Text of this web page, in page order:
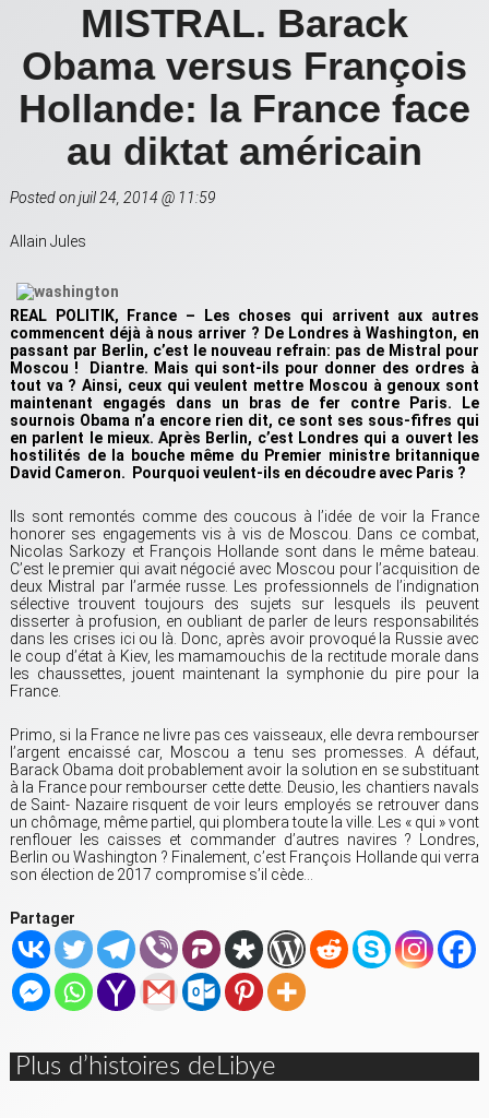
MISTRAL. Barack
Obama versus François
Hollande: la France face
au diktat américain
Posted on juil 24, 2014 @ 11:59
Allain Jules
REAL POLITIK, France – Les choses qui arrivent aux autres
commencent déjà à nous arriver ? De Londres à Washington, en
passant par Berlin, c’est le nouveau refrain: pas de Mistral pour
Moscou ! Diantre. Mais qui sont-ils pour donner des ordres à
tout va ? Ainsi, ceux qui veulent mettre Moscou à genoux sont
maintenant engagés dans un bras de fer contre Paris. Le
sournois Obama n’a encore rien dit, ce sont ses sous-fifres qui
en parlent le mieux. Après Berlin, c’est Londres qui a ouvert les
hostilités de la bouche même du Premier ministre britannique
David Cameron. Pourquoi veulent-ils en découdre avec Paris ?
Ils sont remontés comme des coucous à l’idée de voir la France
honorer ses engagements vis à vis de Moscou. Dans ce combat,
Nicolas Sarkozy et François Hollande sont dans le même bateau.
C’est le premier qui avait négocié avec Moscou pour l’acquisition de
deux Mistral par l’armée russe. Les professionnels de l’indignation
sélective trouvent toujours des sujets sur lesquels ils peuvent
disserter à profusion, en oubliant de parler de leurs responsabilités
dans les crises ici ou là. Donc, après avoir provoqué la Russie avec
le coup d’état à Kiev, les mamamouchis de la rectitude morale dans
les chaussettes, jouent maintenant la symphonie du pire pour la
France.
Primo, si la France ne livre pas ces vaisseaux, elle devra rembourser
l’argent encaissé car, Moscou a tenu ses promesses. A défaut,
Barack Obama doit probablement avoir la solution en se substituant
à la France pour rembourser cette dette. Deusio, les chantiers navals
de Saint- Nazaire risquent de voir leurs employés se retrouver dans
un chômage, même partiel, qui plombera toute la ville. Les « qui » vont
renflouer les caisses et commander d’autres navires ? Londres,
Berlin ou Washington ? Finalement, c’est François Hollande qui verra
son élection de 2017 compromise s’il cède…
Partager
Plus d’histoires deLibye